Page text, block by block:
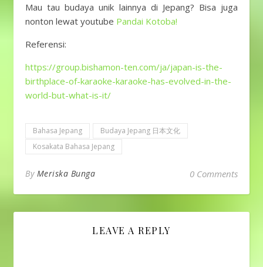
Mau tau budaya unik lainnya di Jepang? Bisa juga
nonton lewat youtube Pandai Kotoba!
Referensi:
https://group.bishamon-ten.com/ja/japan-is-the-
birthplace-of-karaoke-karaoke-has-evolved-in-the-
world-but-what-is-it/
Bahasa Jepang
Budaya Jepang 日本文化
Kosakata Bahasa Jepang
By Meriska Bunga 0 Comments
LEAVE A REPLY